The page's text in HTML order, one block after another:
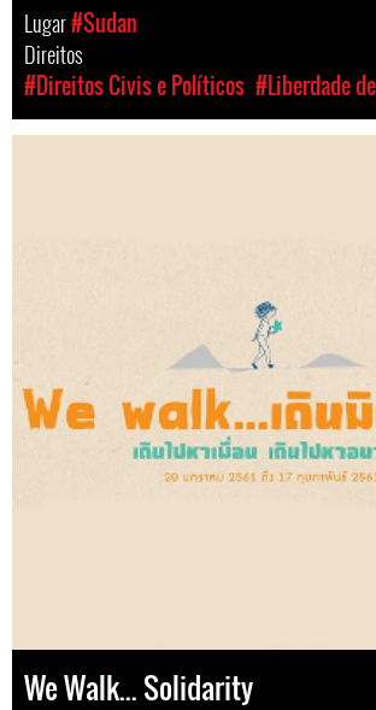
Lugar#Sudan
Direitos
#Direitos Civis e Políticos #Liberdade
We Walk... Solidarity